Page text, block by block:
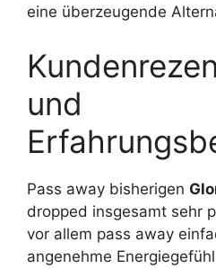
eine überzeugende
und
Pass away bisherigen
dropped insgesamt sehr
vor allem pass away
angenehme